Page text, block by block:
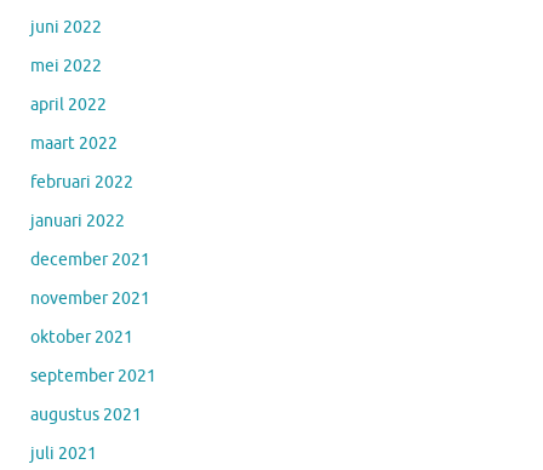
juni 2022
mei 2022
april 2022
maart 2022
februari 2022
januari 2022
december 2021
november 2021
oktober 2021
september 2021
augustus 2021
juli 2021